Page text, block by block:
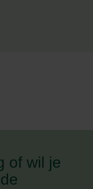
of wil je